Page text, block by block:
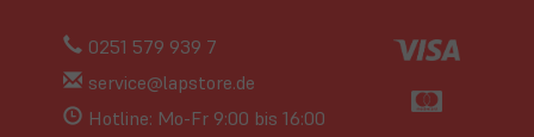
0251 579 939 7
service@lapstore.de
Hotline: Mo-Fr 9:00 bis 16:00